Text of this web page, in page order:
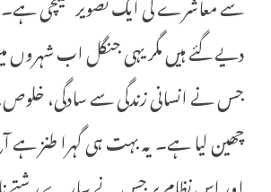
دیے گئے ہیں مگر یہی جنگل اب
جس نے انسانی زندگی سے سادگی،
چھین لیا ہے۔ یہ بہت ہی گہرا طنز ہے